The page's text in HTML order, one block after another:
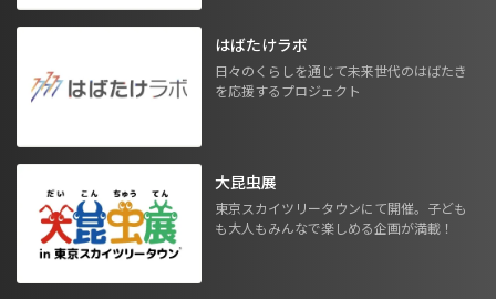
はばたけラボ
日々のくらしを通じて未来世代のはばたき
を応援するプロジェクト
大昆虫展
東京スカイツリータウンにて開催。子ども
も大人もみんなで楽しめる企画が満載！